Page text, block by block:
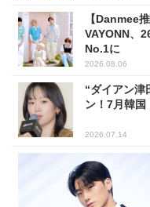
【Danmee
VAYONN、
No.1に
2026.08.06
“ダイアン津
ン！7月韓
2026.07.14